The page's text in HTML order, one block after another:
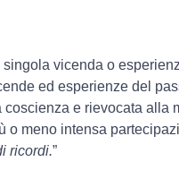
singola vicenda o
ed esperienze del
coscienza e rievocata alla
o meno intensa
ricordi.”